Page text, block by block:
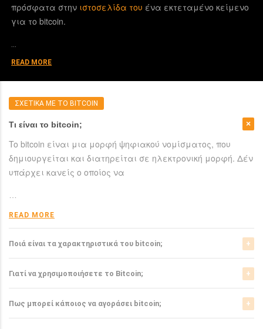
πρόσφατα στην ιστοσελίδα του ένα εκτεταμένο κείμενο
για το bitcoin.
READ MORE
ΣΧΕΤΙΚΑ ΜΕ ΤΟ BITCOIN
Τι είναι το bitcoin;
To bitcoin είναι μια μορφή ψηφιακού νομίσματος, που
δημιουργείται και διατηρείται σε ηλεκτρονική μορφή. Δέν
υπάρχει κανείς ο οποίος να
…
READ MORE
Ποιά είναι τα χαρακτηριστικά του bitcoin;
Το bitcoin έχει αρκετά σημαντικά χαρακτηριστικά που το
ξεχωρίζουν από τα ελεγχόμενα-από-κυβερνήσεις
νομίσματα.
READ MORE
Γιατί να χρησιμοποιήσετε το Bitcoin;
Το bitcoin είναι μια σχετικά νέα μορφή νομίσματος, η
οποία τώρα αρχίζει να γίνεται αποδεκτή από μιά μεγάλη
μερίδα του
Πως μπορεί κάποιος να αγοράσει bitcoin;
Μπορείτε να αγοράσετε bitcoin είτε από τα αντίστοιχα